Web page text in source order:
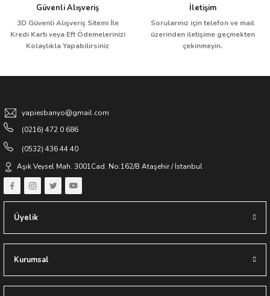
Güvenli Alışveriş
3D Güvenli Alışveriş Sitemi İle
Kredi Kartı veya Eft Ödemelerinizi
Kolaylıkla Yapabilirsiniz
İletişim
Sorularınız için telefon ve mail
üzerinden iletişime geçmekten
çekinmeyin.
yapiesbanyo@gmail.com
(0216) 472 0 686
(0532) 436 44 40
Aşık Veysel Mah. 3001Cad. No:162/B Ataşehir / İstanbul
Üyelik
Kurumsal